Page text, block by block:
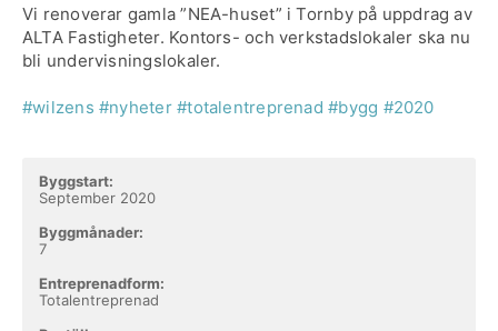
Vi renoverar gamla ”NEA-huset” i Tornby på uppdrag av
ALTA Fastigheter. Kontors- och verkstadslokaler ska nu
bli undervisningslokaler.
#wilzens #nyheter #totalentreprenad #bygg #2020
Byggstart:
September 2020
Byggmånader:
7
Entreprenadform:
Totalentreprenad